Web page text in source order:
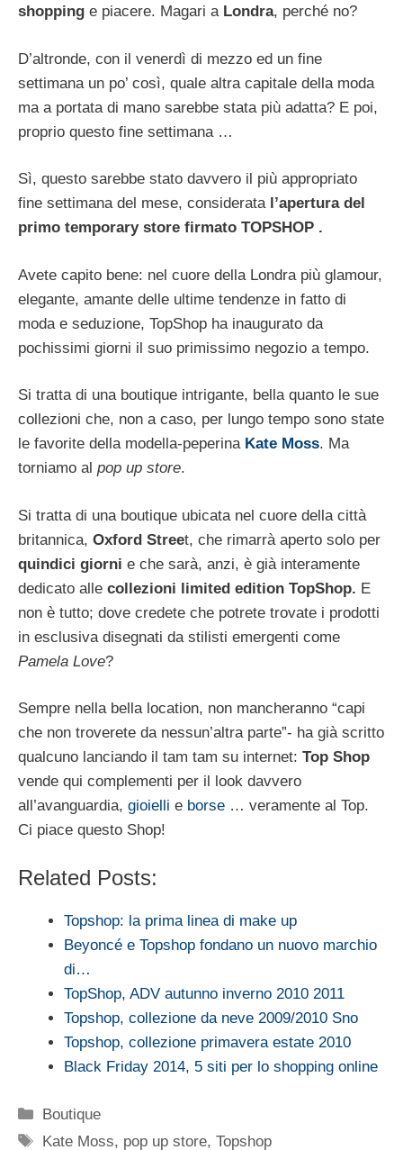
shopping e piacere. Magari a Londra, perché no?
D’altronde, con il venerdì di mezzo ed un fine
settimana un po’ così, quale altra capitale della moda
ma a portata di mano sarebbe stata più adatta? E poi,
proprio questo fine settimana …
Sì, questo sarebbe stato davvero il più appropriato
fine settimana del mese, consideratal’apertura del
primo temporary store firmato TOPSHOP .
Avete capito bene: nel cuore della Londra più glamour,
elegante, amante delle ultime tendenze in fatto di
moda e seduzione, TopShop ha inaugurato da
pochissimi giorni il suo primissimo negozio a tempo.
Si tratta di una boutique intrigante, bella quanto le sue
collezioni che, non a caso, per lungo tempo sono state
le favorite della modella-peperina Kate Moss. Ma
torniamo al pop up store.
Si tratta di una boutique ubicata nel cuore della città
britannica, Oxford Street, che rimarrà aperto solo per
quindici giorni e che sarà, anzi, è già interamente
dedicato alle collezioni limited edition TopShop. E
non è tutto; dove credete che potrete trovate i prodotti
in esclusiva disegnati da stilisti emergenti come
Pamela Love?
Sempre nella bella location, non mancheranno “capi
che non troverete da nessun’altra parte”- ha già scritto
qualcuno lanciando il tam tam su internet: Top Shop
vende qui complementi per il look davvero
all’avanguardia, gioielli e borse … veramente al Top.
Ci piace questo Shop!
Related Posts:
Topshop: la prima linea di make up
Beyoncé e Topshop fondano un nuovo marchio
di…
TopShop, ADV autunno inverno 2010 2011
Topshop, collezione da neve 2009/2010 Sno
Topshop, collezione primavera estate 2010
Black Friday 2014, 5 siti per lo shopping online
Categorie
Boutique
Tag
Kate Moss, pop up store,Topshop